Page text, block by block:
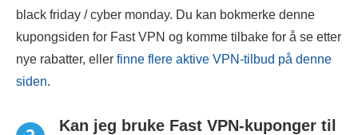
black friday / cyber monday. Du kan bokmerke denne
kupongsiden for Fast VPN og komme tilbake for å se etter
nye rabatter, eller finne flere aktive VPN-tilbud på denne
siden.
Kan jeg bruke Fast VPN-kuponger til